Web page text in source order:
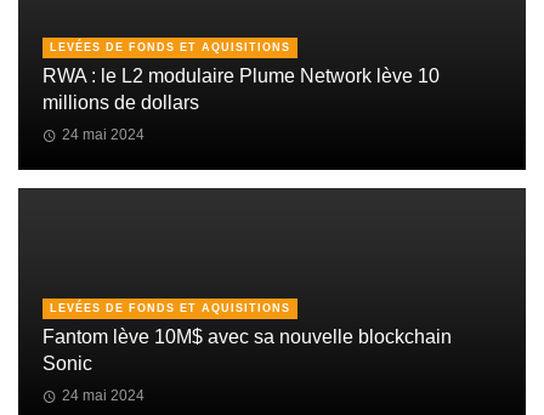
LEVÉES DE FONDS ET AQUISITIONS
RWA : le L2 modulaire Plume Network lève 10
millions de dollars
24 mai 2024
LEVÉES DE FONDS ET AQUISITIONS
Fantom lève 10M$ avec sa nouvelle blockchain
Sonic
24 mai 2024